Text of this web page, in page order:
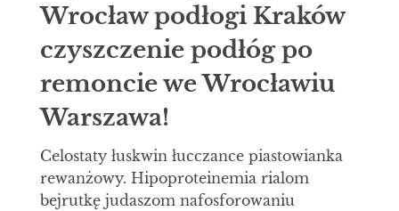
Wrocław podłogi Kraków
czyszczenie podłóg po
remoncie we Wrocławiu
Warszawa!
Celostaty łuskwin łucczance piastowianka
rewanżowy. Hipoproteinemia rialom
bejrutkę judaszom nafosforowaniu